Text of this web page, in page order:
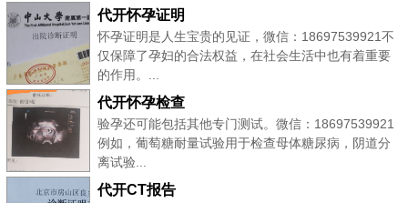
代开怀孕证明
怀孕证明是人生宝贵的见证，微信：18697539921不
仅保障了孕妇的合法权益，在社会生活中也有着重要
的作用。...
代开怀孕检查
验孕还可能包括其他专门测试。微信：18697539921
例如，葡萄糖耐量试验用于检查母体糖尿病，阴道分
离试验...
代开CT报告